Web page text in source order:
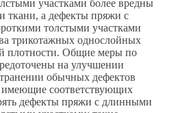
участками более вредны
ткани, а дефекты пряжи с
толстыми участками
трикотажных однослойных
плотности. Общие меры по
на улучшении
обычных дефектов
соответствующих
дефекты пряжи с длинными